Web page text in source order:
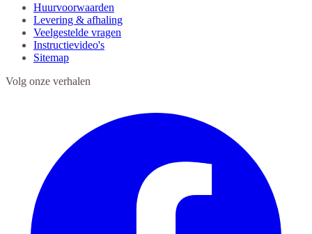
Huurvoorwaarden
Levering & afhaling
Veelgestelde vragen
Instructievideo's
Sitemap
Volg onze verhalen